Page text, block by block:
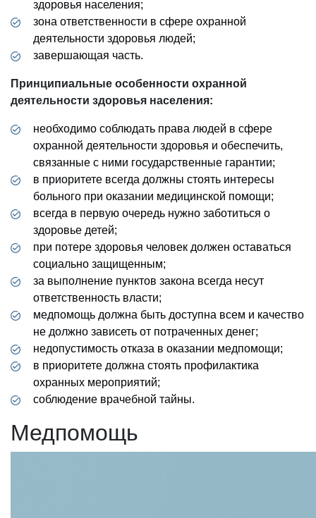
здоровья населения;
зона ответственности в сфере охранной
деятельности здоровья людей;
завершающая часть.
Принципиальные особенности охранной
деятельности здоровья населения:
необходимо соблюдать права людей в сфере
охранной деятельности здоровья и обеспечить,
связанные с ними государственные гарантии;
в приоритете всегда должны стоять интересы
больного при оказании медицинской помощи;
всегда в первую очередь нужно заботиться о
здоровье детей;
при потере здоровья человек должен оставаться
социально защищенным;
за выполнение пунктов закона всегда несут
ответственность власти;
медпомощь должна быть доступна всем и качество
не должно зависеть от потраченных денег;
недопустимость отказа в оказании медпомощи;
в приоритете должна стоять профилактика
охранных мероприятий;
соблюдение врачебной тайны.
Медпомощь